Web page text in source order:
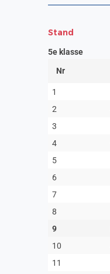
Stand
5e klasse
Nr
1
2
3
4
5
6
7
8
9
10
11